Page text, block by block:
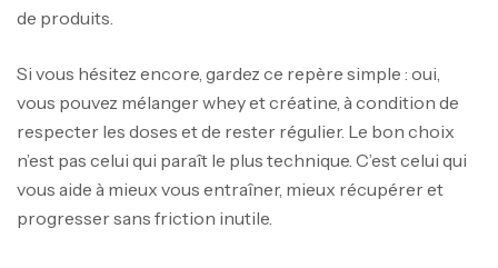
de produits.
Si vous hésitez encore, gardez ce repère simple : oui,
vous pouvez mélanger whey et créatine, à condition de
respecter les doses et de rester régulier. Le bon choix
n’est pas celui qui paraît le plus technique. C’est celui qui
vous aide à mieux vous entraîner, mieux récupérer et
progresser sans friction inutile.